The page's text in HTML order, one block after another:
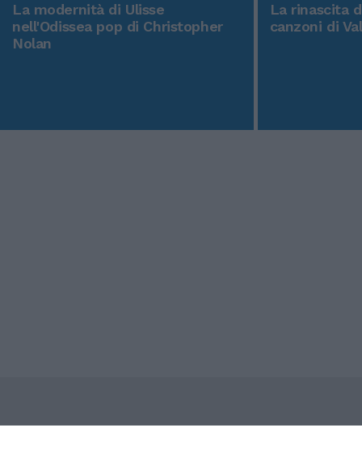
La modernità di Ulisse
nell'Odissea pop di Christopher
Nolan
La rinascita
canzoni di